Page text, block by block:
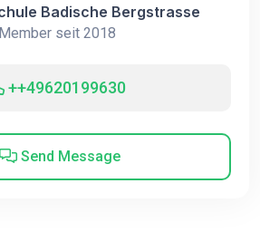
Badische Bergstrasse
Member seit 2018
++49620199630
Send Message